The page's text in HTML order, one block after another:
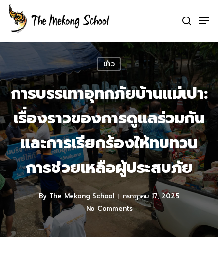
Skip
main
content
search
ข่าว
การบรรเทาอุทกภัยบ้านแม่เปา:
เรื่องราวของการดูแลร่วมกัน
และการเรียกร้องให้ทบทวน
การช่วยเหลือผู้ประสบภัย
By The Mekong School
กรกฎาคม 17, 2025
No Comments